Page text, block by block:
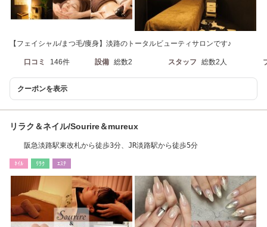
【フェイシャル/まつ毛/痩身】淡路のトータルビューティサロンです♪
口コミ 146件 設備 総数2 スタッフ 総数2人
クーポンを表示
リラク＆ネイル/Sourire＆mureux
阪急淡路駅東改札から徒歩3分、JR淡路駅から徒歩5分
ﾈｲﾙ ﾘﾗｸ ｴｽﾃ